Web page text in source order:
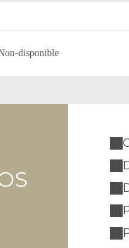
disponible